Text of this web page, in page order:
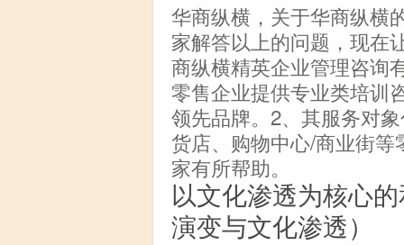
华商纵横，关于华商纵横
家解答以上的问题，现在
商纵横精英企业管理咨询
零售企业提供专业类培训
领先品牌。2、其服务对
货店、购物中心/商业街
家有所帮助。
以文化渗透为核心
演变与文化渗透）